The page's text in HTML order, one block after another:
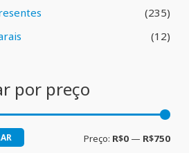
(235)
(12)
por preço
Preço: R$0 — R$750